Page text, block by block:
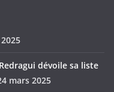
dévoile sa liste
mars 2025